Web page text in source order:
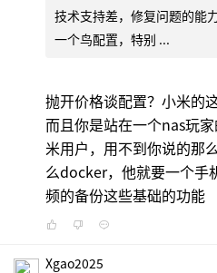
技术支持差，修复问题的能
一个鸟配置，特别 ...
抛开价格谈配置？小米的
而且你是站在一个nas玩
米用户，用不到你说的那
么docker，他就要一个手
频的备份这些基础的功能
Xgao2025